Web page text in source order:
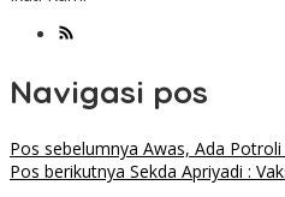
Navigasi pos
Pos sebelumnya Awas, Ada Potroli
Pos berikutnya Sekda Apriyadi :